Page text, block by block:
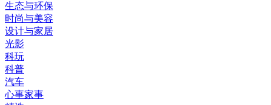
生态与环保
时尚与美容
设计与家居
光影
科玩
科普
汽车
心事家事